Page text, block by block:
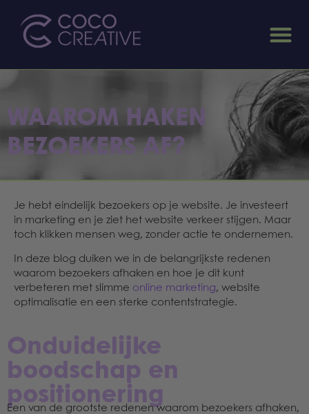
WAAROM HAKEN
BEZOEKERS AF?
Je hebt eindelijk bezoekers op je website. Je investeert
in marketing en je ziet het website verkeer stijgen. Maar
toch klikken mensen weg, zonder actie te ondernemen.
In deze blog duiken we in de belangrijkste redenen
waarom bezoekers afhaken en hoe je dit kunt
verbeteren met slimme online marketing, website
optimalisatie en een sterke contentstrategie.
Onduidelijke
boodschap en
positionering
Een van de grootste redenen waarom bezoekers afhaken,